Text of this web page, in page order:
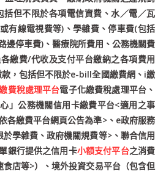
括但不限於各項電信資費、水／電／瓦
有線電視費等)、學雜費、停車費(包括
邊停車費)、醫療院所費用、公務機關費
繳費/代收及支付平台繳納之各項費用
，包括但不限於e-bill全國繳費網、i繳
費稅處理平台電子化繳費稅處理平台、
心」公務機關信用卡繳費平台<適用之事
各繳費平台網頁公告為準>、e政府服務
學雜費、政府機關規費等>、聯合信用
銀行提供之信用卡小額支付平台之消費
店等>）、境外投資交易平台（包含但